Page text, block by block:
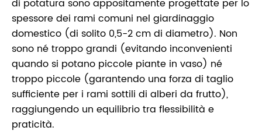
di potatura sono appositamente progettate per lo
spessore dei rami comuni nel giardinaggio
domestico (di solito 0,5-2 cm di diametro). Non
sono né troppo grandi (evitando inconvenienti
quando si potano piccole piante in vaso) né
troppo piccole (garantendo una forza di taglio
sufficiente per i rami sottili di alberi da frutto),
raggiungendo un equilibrio tra flessibilità e
praticità.